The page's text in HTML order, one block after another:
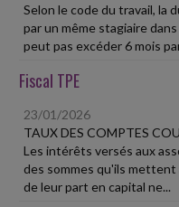
Selon le code du travail, la
par un même stagiaire
peut pas excéder 6 mois
Fiscal TPE
23/01/2026
TAUX DES COMPTES
Les intérêts versés aux
des sommes qu'ils
de leur part en capital ne...